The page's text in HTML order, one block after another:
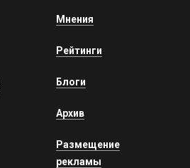
Мнения
Рейтинги
Блоги
Архив
Размещение
рекламы